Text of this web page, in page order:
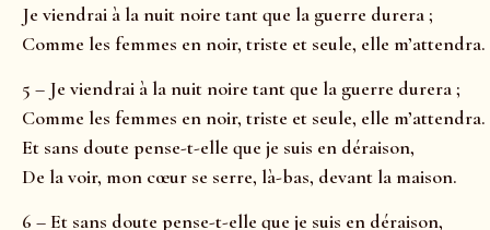
Je viendrai à la nuit noire tant que la guerre durera ;
Comme les femmes en noir, triste et seule, elle m’attendra.
5 – Je viendrai à la nuit noire tant que la guerre durera ;
Comme les femmes en noir, triste et seule, elle m’attendra.
Et sans doute pense-t-elle que je suis en déraison,
De la voir, mon cœur se serre, là-bas, devant la maison.
6 – Et sans doute pense-t-elle que je suis en déraison,